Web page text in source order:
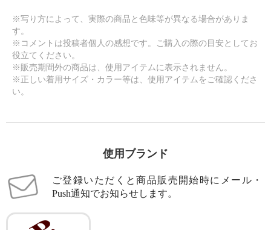
※写り方によって、実際の商品と色味等が異なる場合がありま
す。
※コメントは投稿者個人の感想です。ご購入の際の目安としてお
役立てください。
※販売期間外の商品は、使用アイテムに表示されません。
※正しい着用サイズ・カラー等は、使用アイテムをご確認くださ
い。
使用ブランド
ご登録いただくと商品販売開始時にメール・
Push通知でお知らせします。